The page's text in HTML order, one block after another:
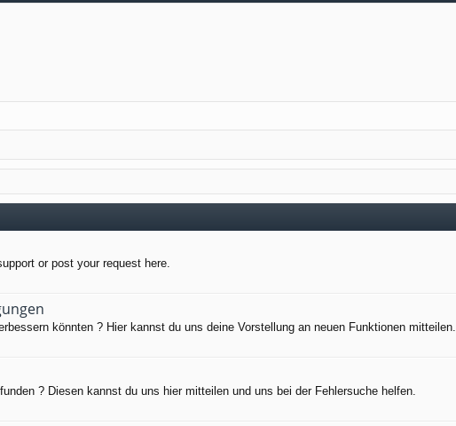
or post your request here.
könnten ? Hier kannst du uns deine Vorstellung an neuen Funktionen mitteilen.
? Diesen kannst du uns hier mitteilen und uns bei der Fehlersuche helfen.